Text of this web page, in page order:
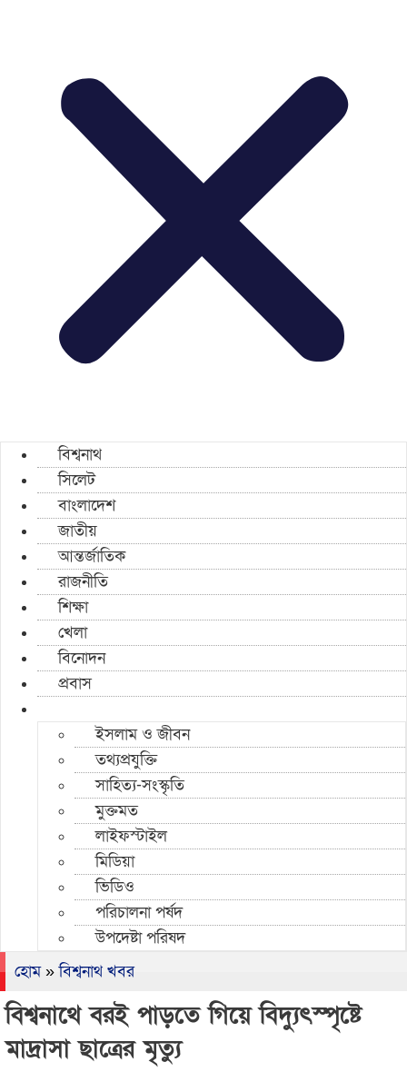
বিশ্বনাথ
সিলেট
বাংলাদেশ
জাতীয়
আন্তর্জাতিক
রাজনীতি
শিক্ষা
খেলা
বিনোদন
প্রবাস
ইসলাম ও জীবন
তথ্যপ্রযুক্তি
সাহিত্য-সংস্কৃতি
মুক্তমত
লাইফস্টাইল
মিডিয়া
ভিডিও
পরিচালনা পর্ষদ
উপদেষ্টা পরিষদ
হোম»বিশ্বনাথ খবর
বিশ্বনাথে বরই পাড়তে গিয়ে বিদ্যুৎস্পৃষ্টে
মাদ্রাসা ছাত্রের মৃত্যু